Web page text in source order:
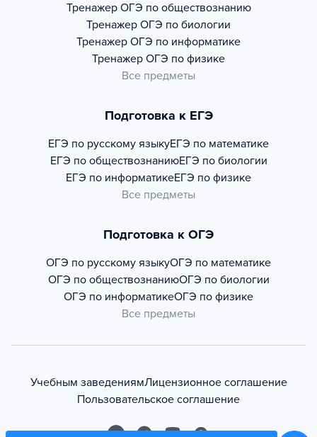
Тренажер ОГЭ по обществознанию
Тренажер ОГЭ по биологии
Тренажер ОГЭ по информатике
Тренажер ОГЭ по физике
Все предметы
Подготовка к ЕГЭ
ЕГЭ по русскому языкуЕГЭ по математике
ЕГЭ по обществознаниюЕГЭ по биологии
ЕГЭ по информатикеЕГЭ по физике
Все предметы
Подготовка к ОГЭ
ОГЭ по русскому языкуОГЭ по математике
ОГЭ по обществознаниюОГЭ по биологии
ОГЭ по информатикеОГЭ по физике
Все предметы
Учебным заведениямЛицензионное соглашение
Пользовательское соглашение